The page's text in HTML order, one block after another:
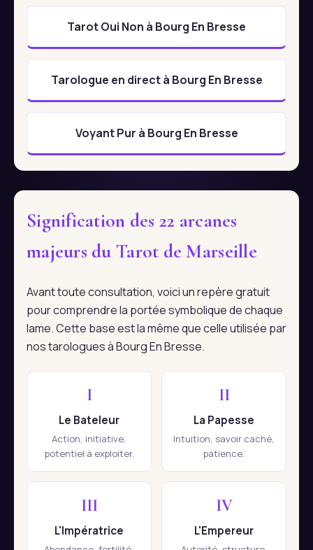
Tarot Oui Non à Bourg En Bresse
Tarologue en direct à Bourg En Bresse
Voyant Pur à Bourg En Bresse
Signification des 22 arcanes
majeurs du Tarot de Marseille
Avant toute consultation, voici un repère gratuit
pour comprendre la portée symbolique de chaque
lame. Cette base est la même que celle utilisée par
nos tarologues à Bourg En Bresse.
I
Le Bateleur
Action, initiative,
potentiel à exploiter.
II
La Papesse
Intuition, savoir caché,
patience.
III
L'Impératrice
IV
L'Empereur